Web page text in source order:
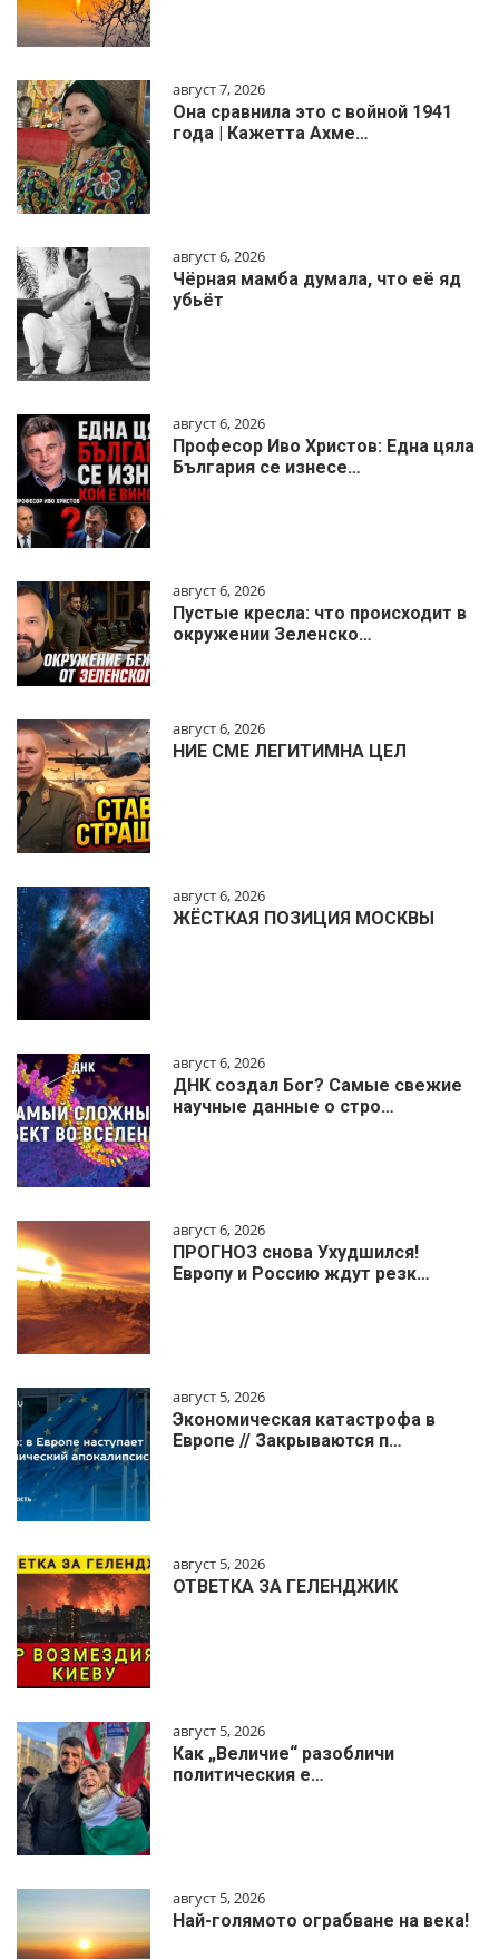
август 7, 2026
Она сравнила это с войной 1941
года | Кажетта Ахме…
август 6, 2026
Чёрная мамба думала, что её яд
убьёт
август 6, 2026
Професор Иво Христов: Една цяла
България се изнесе…
август 6, 2026
Пустые кресла: что происходит в
окружении Зеленско…
август 6, 2026
НИЕ СМЕ ЛЕГИТИМНА ЦЕЛ
август 6, 2026
ЖЁСТКАЯ ПОЗИЦИЯ МОСКВЫ
август 6, 2026
ДНК создал Бог? Самые свежие
научные данные о стро…
август 6, 2026
ПРОГНОЗ снова Ухудшился!
Европу и Россию ждут резк…
август 5, 2026
Экономическая катастрофа в
Европе // Закрываются п…
август 5, 2026
ОТВЕТКА ЗА ГЕЛЕНДЖИК
август 5, 2026
Как „Величие“ разобличи
политическия е…
август 5, 2026
Най-голямото ограбване на века!